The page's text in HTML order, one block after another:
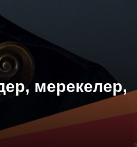
мерекелер,